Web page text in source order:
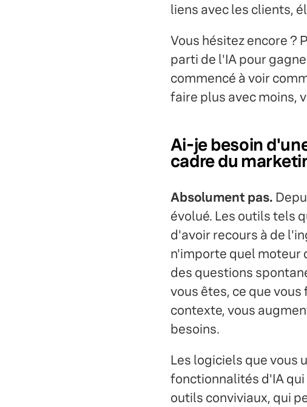
liens avec les clients,
Vous hésitez encore ?
parti de l'IA pour
commencé à voir
faire plus avec moins,
Ai-je besoin
cadre du
Absolument pas.
évolué. Les outils tels
d'avoir recours à de
n'importe quel moteur
des questions
vous êtes, ce que
contexte, vous
besoins.
Les logiciels que vous
fonctionnalités d'IA
outils conviviaux, qui